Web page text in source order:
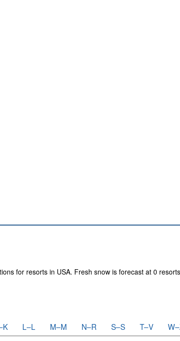
for resorts in USA. Fresh snow is forecast at 0
L–L M–M N–R S–S T–V